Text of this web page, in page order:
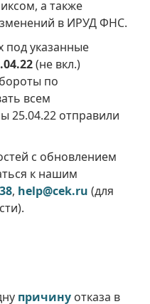
а также
в ИРУД ФНС.
указанные
(не вкл.)
по
всем
25.04.22 отправили
с обновлением
к нашим
, help@cek.ru (для
причину отказа в